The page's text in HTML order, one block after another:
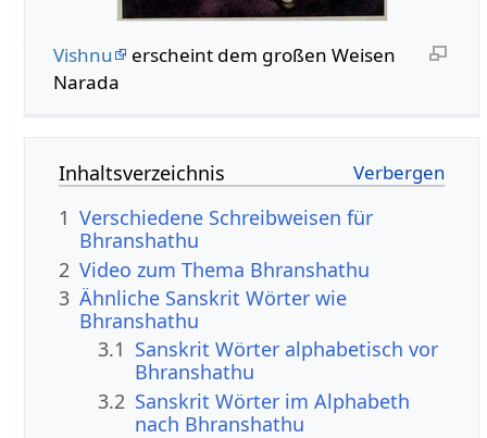
Vishnu
erscheint dem großen Weisen
Narada
Inhaltsverzeichnis
1 Verschiedene Schreibweisen für
Bhranshathu
2 Video zum Thema Bhranshathu
3 Ähnliche Sanskrit Wörter wie
Bhranshathu
3.1 Sanskrit Wörter alphabetisch vor
Bhranshathu
3.2 Sanskrit Wörter im Alphabeth
nach Bhranshathu